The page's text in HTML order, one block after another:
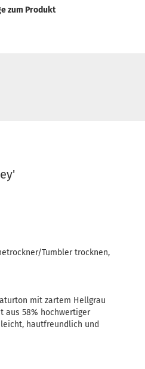
zum Produkt
Tumbler trocknen,
mit zartem Hellgrau
aus 58% hochwertiger
hautfreundlich und